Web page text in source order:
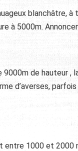
blanchâtre, à
à 5000m.
de hauteur ,
d’averses,
entre 1000 et 2000